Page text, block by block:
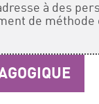
à des
de méthode